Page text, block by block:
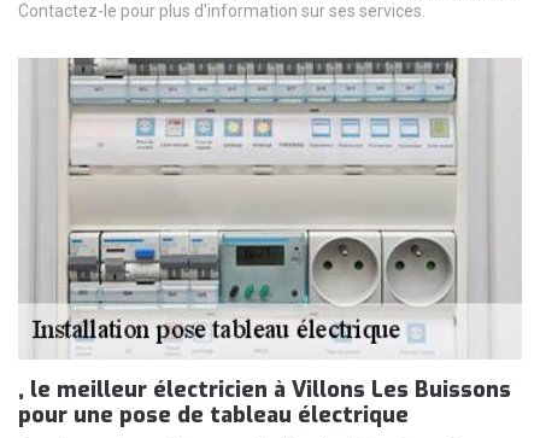
Contactez-le pour plus d'information sur ses services.
, le meilleur électricien à Villons Les Buissons
pour une pose de tableau électrique